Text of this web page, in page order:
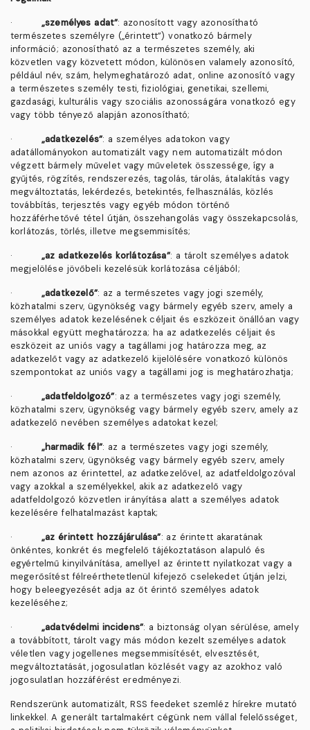
· „személyes adat”: azonosított vagy azonosítható
természetes személyre („érintett”) vonatkozó bármely
információ; azonosítható az a természetes személy, aki
közvetlen vagy közvetett módon, különösen valamely azonosító,
például név, szám, helymeghatározó adat, online azonosító vagy
a természetes személy testi, fiziológiai, genetikai, szellemi,
gazdasági, kulturális vagy szociális azonosságára vonatkozó egy
vagy több tényező alapján azonosítható;
· „adatkezelés”: a személyes adatokon vagy
adatállományokon automatizált vagy nem automatizált módon
végzett bármely művelet vagy műveletek összessége, így a
gyűjtés, rögzítés, rendszerezés, tagolás, tárolás, átalakítás vagy
megváltoztatás, lekérdezés, betekintés, felhasználás, közlés
továbbítás, terjesztés vagy egyéb módon történő
hozzáférhetővé tétel útján, összehangolás vagy összekapcsolás,
korlátozás, törlés, illetve megsemmisítés;
· „az adatkezelés korlátozása”: a tárolt személyes adatok
megjelölése jövőbeli kezelésük korlátozása céljából;
· „adatkezelő”: az a természetes vagy jogi személy,
közhatalmi szerv, ügynökség vagy bármely egyéb szerv, amely a
személyes adatok kezelésének céljait és eszközeit önállóan vagy
másokkal együtt meghatározza; ha az adatkezelés céljait és
eszközeit az uniós vagy a tagállami jog határozza meg, az
adatkezelőt vagy az adatkezelő kijelölésére vonatkozó különös
szempontokat az uniós vagy a tagállami jog is meghatározhatja;
· „adatfeldolgozó”: az a természetes vagy jogi személy,
közhatalmi szerv, ügynökség vagy bármely egyéb szerv, amely az
adatkezelő nevében személyes adatokat kezel;
· „harmadik fél”: az a természetes vagy jogi személy,
közhatalmi szerv, ügynökség vagy bármely egyéb szerv, amely
nem azonos az érintettel, az adatkezelővel, az adatfeldolgozóval
vagy azokkal a személyekkel, akik az adatkezelő vagy
adatfeldolgozó közvetlen irányítása alatt a személyes adatok
kezelésére felhatalmazást kaptak;
· „az érintett hozzájárulása”: az érintett akaratának
önkéntes, konkrét és megfelelő tájékoztatáson alapuló és
egyértelmű kinyilvánítása, amellyel az érintett nyilatkozat vagy a
megerősítést félreérthetetlenül kifejező cselekedet útján jelzi,
hogy beleegyezését adja az őt érintő személyes adatok
kezeléséhez;
· „adatvédelmi incidens”: a biztonság olyan sérülése, amely
a továbbított, tárolt vagy más módon kezelt személyes adatok
véletlen vagy jogellenes megsemmisítését, elvesztését,
megváltoztatását, jogosulatlan közlését vagy az azokhoz való
jogosulatlan hozzáférést eredményezi.
Rendszerünk automatizált, RSS feedeket szemléz hírekre mutató
linkekkel. A generált tartalmakért cégünk nem vállal felelősséget,